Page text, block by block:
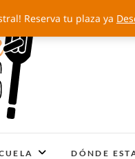
Reserva tu plaza ya
DÓNDE